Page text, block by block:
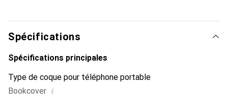
produits de haute qualité, la marque Noreve est un choix
sûr pour une clientèle exigeante.
Spécifications
Spécifications principales
Type de coque pour téléphone portable
Bookcover i